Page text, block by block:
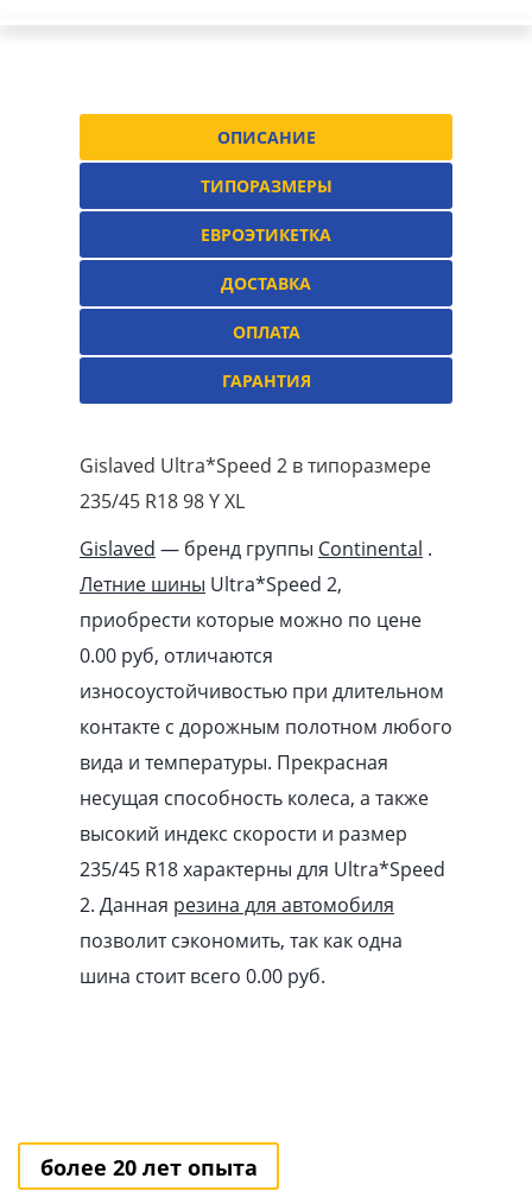
ОПИСАНИЕ
ТИПОРАЗМЕРЫ
ЕВРОЭТИКЕТКА
ДОСТАВКА
ОПЛАТА
ГАРАНТИЯ
Gislaved Ultra*Speed 2 в типоразмере
235/45 R18 98 Y XL
Gislaved — бренд группы Continental .
Летние шины Ultra*Speed 2,
приобрести которые можно по цене
0.00 pуб, отличаются
износоустойчивостью при длительном
контакте с дорожным полотном любого
вида и температуры. Прекрасная
несущая способность колеса, а также
высокий индекс скорости и размер
235/45 R18 характерны для Ultra*Speed
2. Данная резина для автомобиля
позволит сэкономить, так как одна
шина стоит всего 0.00 pуб.
более 20 лет опыта